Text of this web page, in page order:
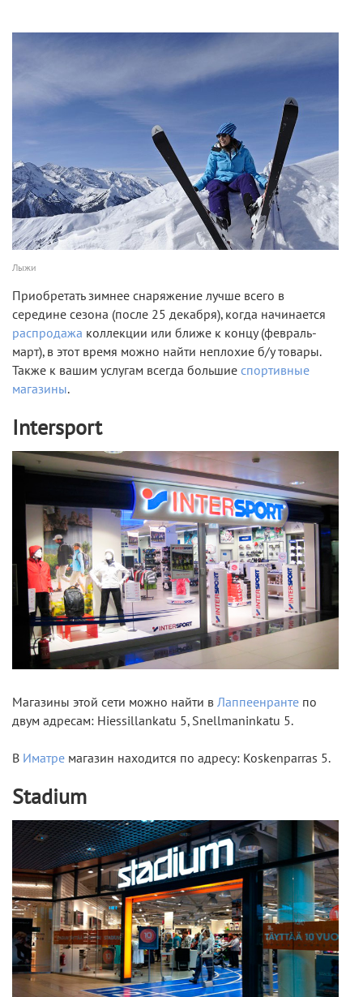
Лыжи
Приобретать зимнее снаряжение лучше всего в
середине сезона (после 25 декабря), когда начинается
распродажа коллекции или ближе к концу (февраль-
март), в этот время можно найти неплохие б/у товары.
Также к вашим услугам всегда большие спортивные
магазины.
Intersport
Магазины этой сети можно найти в Лаппеенранте по
двум адресам: Hiessillankatu 5, Snellmaninkatu 5.
В Иматре магазин находится по адресу: Koskenparras 5.
Stadium